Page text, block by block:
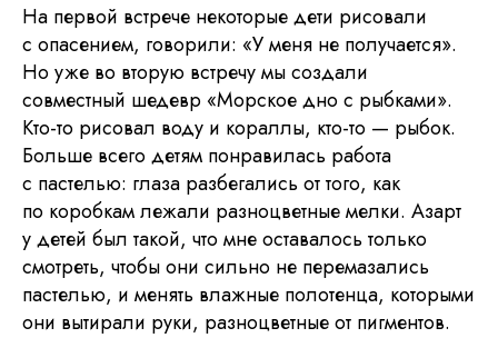
На первой встрече некоторые дети рисовали
с опасением, говорили: «У меня не получается».
Но уже во вторую встречу мы создали
совместный шедевр «Морское дно с рыбками».
Кто-то рисовал воду и кораллы, кто-то — рыбок.
Больше всего детям понравилась работа
с пастелью: глаза разбегались от того, как
по коробкам лежали разноцветные мелки. Азарт
у детей был такой, что мне оставалось только
смотреть, чтобы они сильно не перемазались
пастелью, и менять влажные полотенца, которыми
они вытирали руки, разноцветные от пигментов.